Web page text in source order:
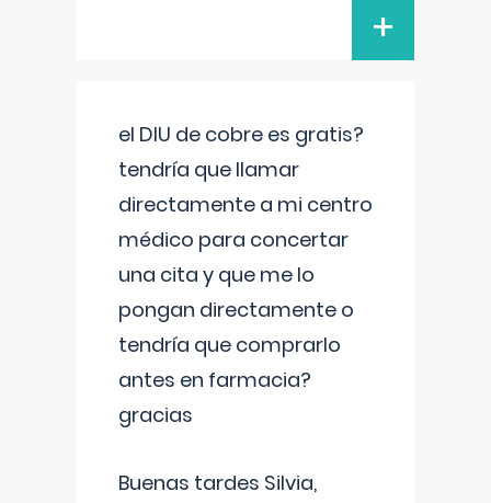
+
el DIU de cobre es gratis?
tendría que llamar
directamente a mi centro
médico para concertar
una cita y que me lo
pongan directamente o
tendría que comprarlo
antes en farmacia?
gracias
Buenas tardes Silvia,